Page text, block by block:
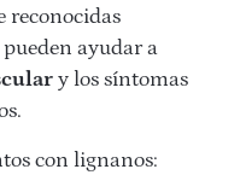
reconocidas
ayudar a
y los síntomas
con lignanos: